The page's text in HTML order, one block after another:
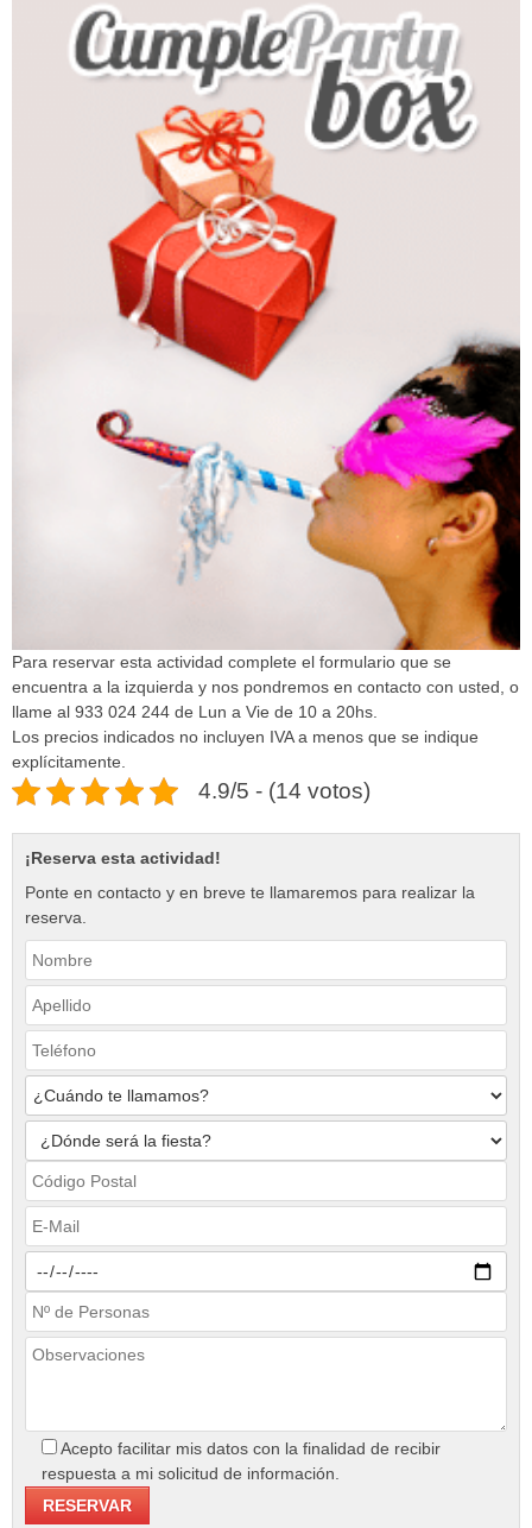
¡Reserva esta actividad!
Ponte en contacto y en breve te llamaremos para realizar la
reserva.
Acepto facilitar mis datos con la finalidad de recibir
respuesta a mi solicitud de información.
Para reservar esta actividad complete el formulario que se
encuentra a la izquierda y nos pondremos en contacto con usted, o
llame al 933 024 244 de Lun a Vie de 10 a 20hs.
Los precios indicados no incluyen IVA a menos que se indique
explícitamente.
4.9/5 - (14 votos)